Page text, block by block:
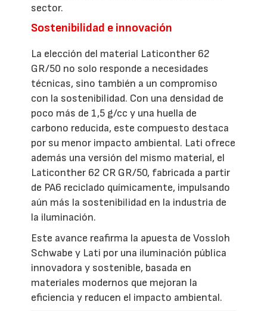
sector.
Sostenibilidad e innovación
La elección del material Laticonther 62
GR/50 no solo responde a necesidades
técnicas, sino también a un compromiso
con la sostenibilidad. Con una densidad de
poco más de 1,5 g/cc y una huella de
carbono reducida, este compuesto destaca
por su menor impacto ambiental. Lati ofrece
además una versión del mismo material, el
Laticonther 62 CR GR/50, fabricada a partir
de PA6 reciclado químicamente, impulsando
aún más la sostenibilidad en la industria de
la iluminación.
Este avance reafirma la apuesta de Vossloh
Schwabe y Lati por una iluminación pública
innovadora y sostenible, basada en
materiales modernos que mejoran la
eficiencia y reducen el impacto ambiental.